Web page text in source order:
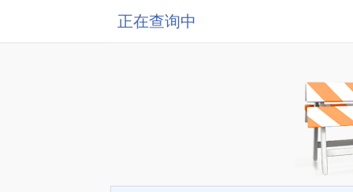
正在查询中